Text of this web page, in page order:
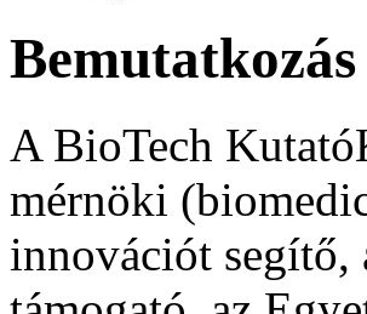
Bemutatkozás
A BioTech
mérnöki
innovációt segítő,